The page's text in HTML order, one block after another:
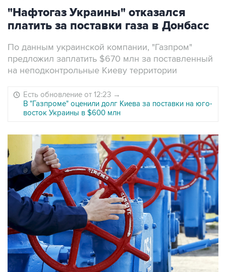
"Нафтогаз Украины" отказался
платить за поставки газа в Донбасс
По данным украинской компании, "Газпром"
предложил заплатить $670 млн за поставленный
на неподконтрольные Киеву территории
Есть обновление от 12:23 →
В "Газпроме" оценили долг Киева за поставки на юго-
восток Украины в $600 млн